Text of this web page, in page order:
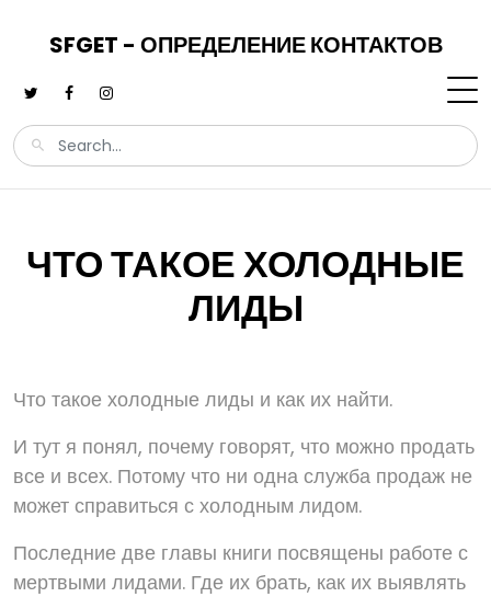
SFGET - ОПРЕДЕЛЕНИЕ КОНТАКТОВ
ЧТО ТАКОЕ ХОЛОДНЫЕ
ЛИДЫ
Что такое холодные лиды и как их найти.
И тут я понял, почему говорят, что можно продать
все и всех. Потому что ни одна служба продаж не
может справиться с холодным лидом.
Последние две главы книги посвящены работе с
мертвыми лидами. Где их брать, как их выявлять